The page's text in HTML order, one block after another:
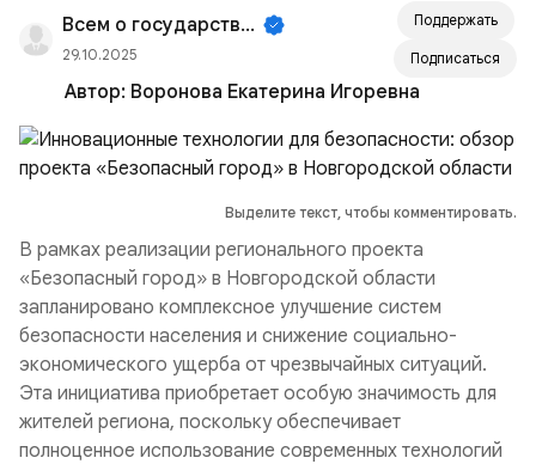
Всем о государственном управлении!
29.10.2025
Поддержать
Подписаться
Автор: Воронова Екатерина Игоревна
Выделите текст, чтобы комментировать.
В рамках реализации регионального проекта
«Безопасный город» в Новгородской области
запланировано комплексное улучшение систем
безопасности населения и снижение социально-
экономического ущерба от чрезвычайных ситуаций.
Эта инициатива приобретает особую значимость для
жителей региона, поскольку обеспечивает
полноценное использование современных технологий